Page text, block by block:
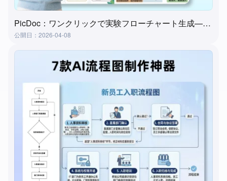
PicDoc：ワンクリックで実験フローチャート生成—実験授業準備の究極ツール
公開日：2026-04-08